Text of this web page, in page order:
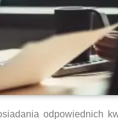
odpowiednich